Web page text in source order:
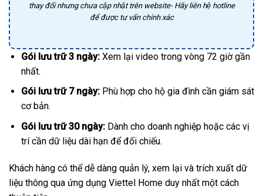
thay đổi nhưng chưa cập nhật trên website- Hãy liên hệ hotline
để được tư vấn chính xác
Gói lưu trữ 3 ngày:Xem lại video trong vòng 72 giờ gần
nhất.
Gói lưu trữ 7 ngày:Phù hợp cho hộ gia đình cần giám sát
cơ bản.
Gói lưu trữ 30 ngày:Dành cho doanh nghiệp hoặc các vị
trí cần dữ liệu dài hạn để đối chiếu.
Khách hàng có thể dễ dàng quản lý, xem lại và trích xuất dữ
liệu thông qua ứng dụng Viettel Home duy nhất một cách